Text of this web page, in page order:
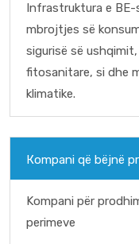
Infrastruktura e BE-
mbrojtjes së
sigurisë së
fitosanitare, si dhe
klimatike.
Коmpani që bëjnë
Kompani për
perimeve